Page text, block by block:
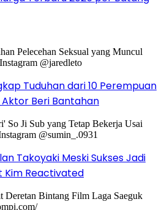
Tuduhan dari 10 Perempuan
Beri Bantahan
Takoyaki Meski Sukses Jadi
Kim Reactivated